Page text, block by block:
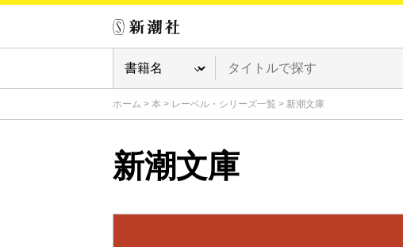
ホーム > 本 > レーベル・シリーズ一覧 > 新潮文庫
新潮文庫